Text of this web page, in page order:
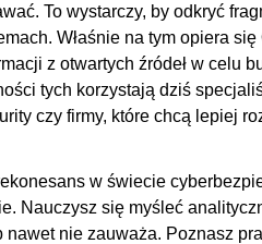
To wystarczy, by odkryć
Właśnie na tym opiera
z otwartych źródeł w celu
tych korzystają dziś
czy firmy, które chcą lepiej
w świecie
Nauczysz się myśleć
nie zauważa. Poznasz